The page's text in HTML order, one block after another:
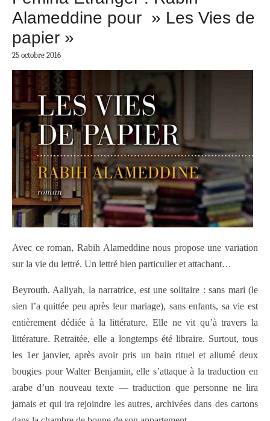
Alameddine pour » Les Vies de
papier »
25 octobre 2016
Avec ce roman, Rabih Alameddine nous propose une variation
sur la vie du lettré. Un lettré bien particulier et attachant…
Beyrouth. Aaliyah, la narratrice, est une solitaire : sans mari (le
sien l’a quittée peu après leur mariage), sans enfants, sa vie est
entièrement dédiée à la littérature. Elle ne vit qu’à travers la
littérature. Retraitée, elle a longtemps été libraire. Surtout, tous
les 1er janvier, après avoir pris un bain rituel et allumé deux
bougies pour Walter Benjamin, elle s’attaque à la traduction en
arabe d’un nouveau texte — traduction que personne ne lira
jamais et qui ira rejoindre les autres, archivées dans des cartons